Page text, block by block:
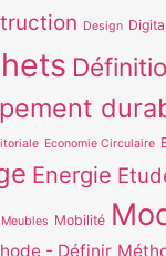
Design Digital
Economie Circulaire
Energie
Meubles Mobilité
- Définir